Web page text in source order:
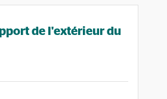
de l'extérieur du